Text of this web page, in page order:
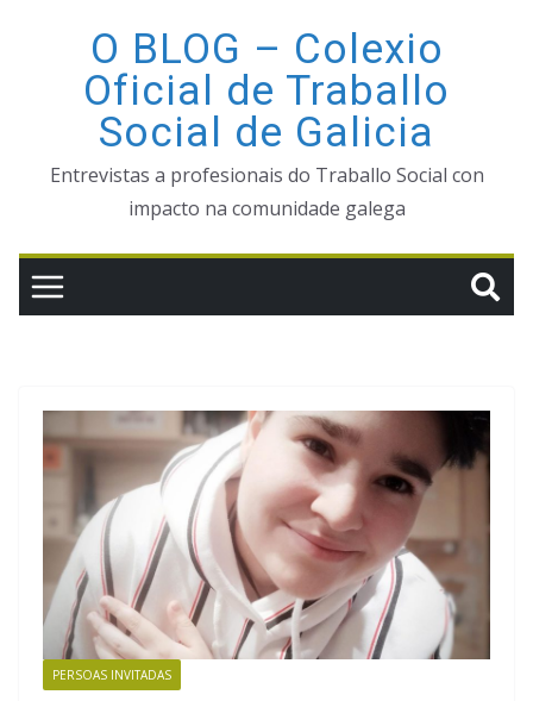
O BLOG – Colexio
Oficial de Traballo
Social de Galicia
Entrevistas a profesionais do Traballo Social con
impacto na comunidade galega
PERSOAS INVITADAS